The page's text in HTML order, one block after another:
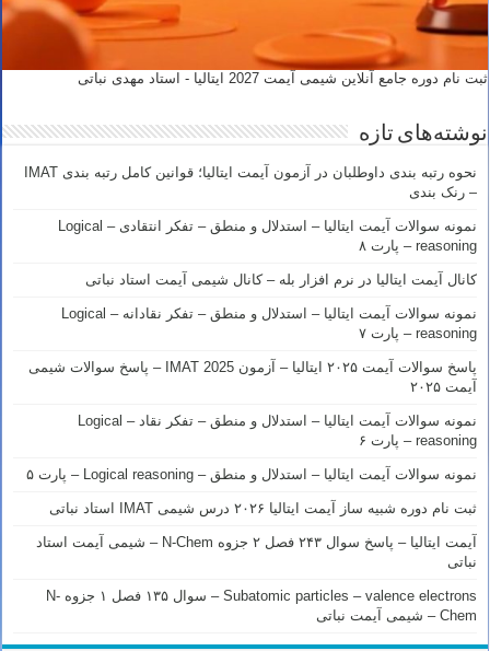
ثبت نام دوره جامع آنلاین شیمی آیمت 2027 ایتالیا - استاد مهدی نباتی
نوشته‌های تازه
نحوه رتبه بندی داوطلبان در آزمون آیمت ایتالیا؛ قوانین کامل رتبه بندی IMAT
– رنک بندی
نمونه سوالات آیمت ایتالیا – استدلال و منطق – تفکر انتقادی – Logical
reasoning – پارت ۸
کانال آیمت ایتالیا در نرم افزار بله – کانال شیمی آیمت استاد نباتی
نمونه سوالات آیمت ایتالیا – استدلال و منطق – تفکر نقادانه – Logical
reasoning – پارت ۷
پاسخ سوالات آیمت ۲۰۲۵ ایتالیا – آزمون IMAT 2025 – پاسخ سوالات شیمی
آیمت ۲۰۲۵
نمونه سوالات آیمت ایتالیا – استدلال و منطق – تفکر نقاد – Logical
reasoning – پارت ۶
نمونه سوالات آیمت ایتالیا – استدلال و منطق – Logical reasoning – پارت ۵
ثبت نام دوره شبیه ساز آیمت ایتالیا ۲۰۲۶ درس شیمی IMAT استاد نباتی
آیمت ایتالیا – پاسخ سوال ۲۴۳ فصل ۲ جزوه N-Chem – شیمی آیمت استاد
نباتی
Subatomic particles – valence electrons – سوال ۱۳۵ فصل ۱ جزوه N-
Chem – شیمی آیمت نباتی